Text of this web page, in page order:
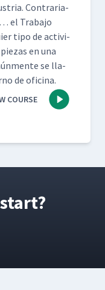
Con­trari­a­
el Tra­ba­jo
tipo de activi­
en una
se lla­
de oficina.
COURSE